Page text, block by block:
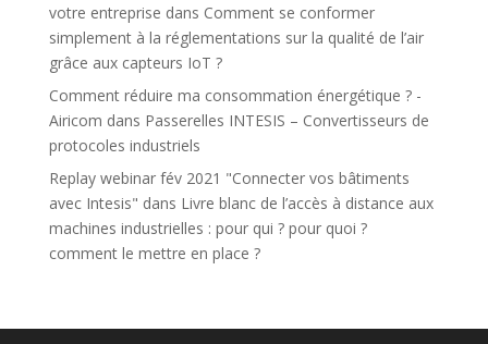
votre entreprise dans Comment se conformer
simplement à la réglementations sur la qualité de l’air
grâce aux capteurs IoT ?
Comment réduire ma consommation énergétique ? -
Airicom dans Passerelles INTESIS – Convertisseurs de
protocoles industriels
Replay webinar fév 2021 "Connecter vos bâtiments
avec Intesis" dans Livre blanc de l’accès à distance aux
machines industrielles : pour qui ? pour quoi ?
comment le mettre en place ?